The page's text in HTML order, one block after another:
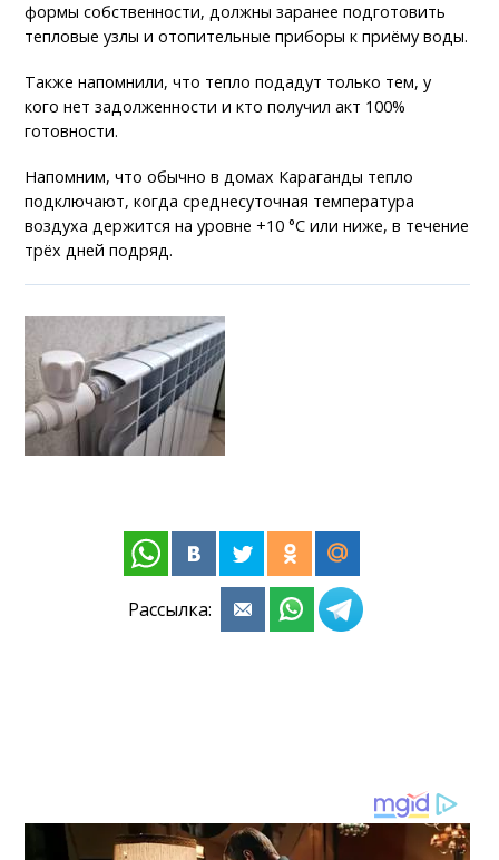
формы собственности, должны заранее подготовить
тепловые узлы и отопительные приборы к приёму воды.
Также напомнили, что тепло подадут только тем, у
кого нет задолженности и кто получил акт 100%
готовности.
Напомним, что обычно в домах Караганды тепло
подключают, когда среднесуточная температура
воздуха держится на уровне +10 °C или ниже, в течение
трёх дней подряд.
Рассылка: